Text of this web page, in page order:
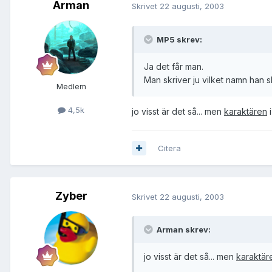
Arman
Medlem
4,5k
Skrivet 22 augusti, 2003
MP5 skrev:
Ja det får man.
Man skriver ju vilket namn han
jo visst är det så... men karaktären
Citera
Zyber Skrivet 22 augusti, 2003
Arman skrev:
jo visst är det så... men